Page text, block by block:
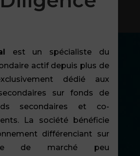
est un spécialiste du
actif depuis plus de
dédié aux
sur fonds de
secondaires et co-
La société bénéficie
différenciant sur
de marché peu